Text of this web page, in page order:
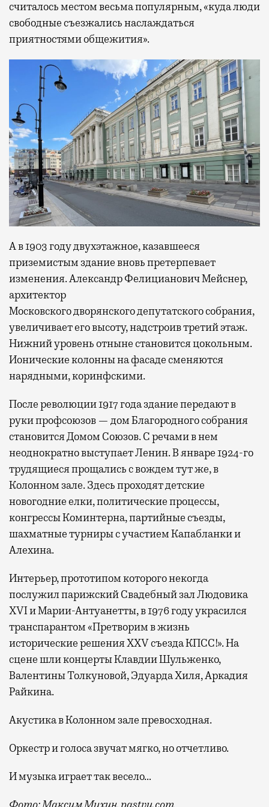
считалось местом весьма популярным, «куда люди
свободные съезжались наслаждаться
приятностями общежития».
А в 1903 году двухэтажное, казавшееся
приземистым здание вновь претерпевает
изменения. Александр Фелицианович Мейснер,
архитектор
Московского дворянского депутатского собрания,
увеличивает его высоту, надстроив третий этаж.
Нижний уровень отныне становится цокольным.
Ионические колонны на фасаде сменяются
нарядными, коринфскими.
После революции 1917 года здание передают в
руки профсоюзов — дом Благородного собрания
становится Домом Союзов. С речами в нем
неоднократно выступает Ленин. В январе 1924-го
трудящиеся прощались с вождем тут же, в
Колонном зале. Здесь проходят детские
новогодние елки, политические процессы,
конгрессы Коминтерна, партийные съезды,
шахматные турниры с участием Капабланки и
Алехина.
Интерьер, прототипом которого некогда
послужил парижский Свадебный зал Людовика
XVI и Марии-Антуанетты, в 1976 году украсился
транспарантом «Претворим в жизнь
исторические решения XXV съезда КПСС!». На
сцене шли концерты Клавдии Шульженко,
Валентины Толкуновой, Эдуарда Хиля, Аркадия
Райкина.
Акустика в Колонном зале превосходная.
Оркестр и голоса звучат мягко, но отчетливо.
И музыка играет так весело…